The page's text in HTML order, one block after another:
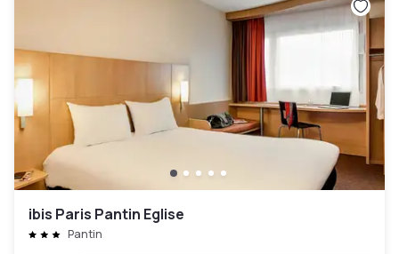
ibis Paris Pantin Eglise
Pantin